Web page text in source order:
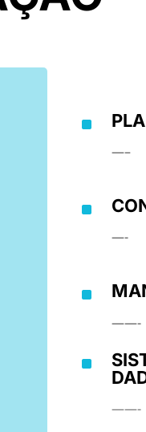
^
—–
^
—-
^
——-
^
——-